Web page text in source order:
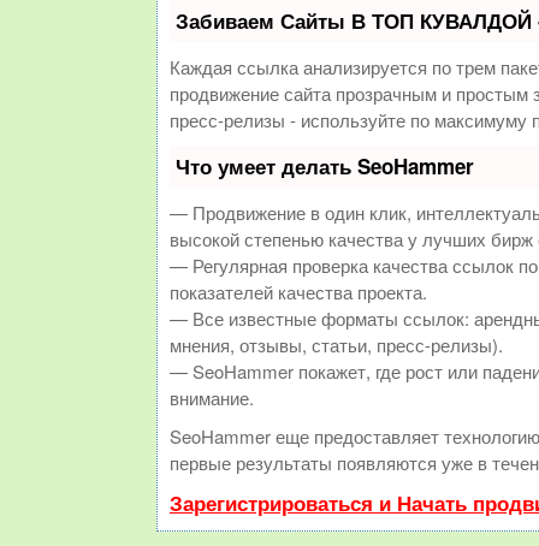
Забиваем Сайты В ТОП КУВАЛДОЙ
Каждая ссылка анализируется по трем
продвижение сайта прозрачным и
пресс-релизы - используйте по
Что умеет делать SeoHammer
— Продвижение в один клик,
высокой степенью качества у лучших
— Регулярная проверка качества ссылок
показателей качества проекта.
— Все известные форматы ссылок:
мнения, отзывы, статьи, пресс-релизы).
— SeoHammer покажет, где рост или
внимание.
SeoHammer еще предоставляет
первые результаты появляются уже в
Зарегистрироваться и Начать